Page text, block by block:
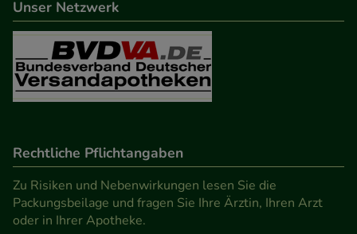
Informationen über die Art und Weise der Nutzung
unserer Website sammeln, mit deren Hilfe wir
unsere Website weiter für Sie optimieren können,
den Inhalt auf unserer Website aber auch die
Werbung auf Drittseiten möglichst relevant für Sie
Medien übertragen werden.
Unser Netzwerk
Rechtliche Pflichtangaben
Zu Risiken und Nebenwirkungen lesen Sie die
Packungsbeilage und fragen Sie Ihre Ärztin, Ihren Arzt
oder in Ihrer Apotheke.